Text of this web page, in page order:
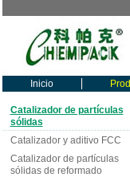
Inicio
Catalizador de partículas
sólidas
Catalizador y aditivo FCC
Catalizador de partículas
sólidas de reformado